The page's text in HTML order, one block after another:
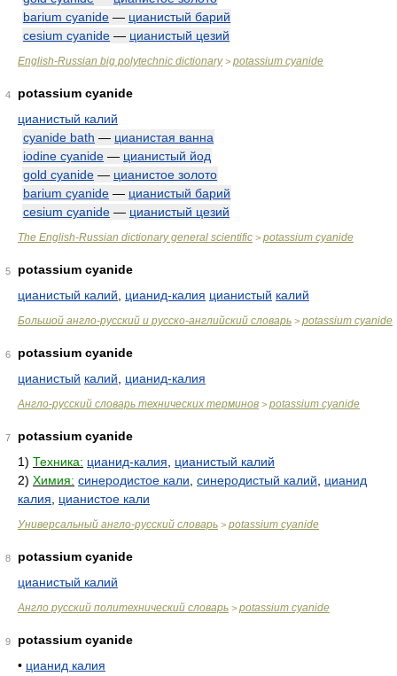
barium cyanide — цианистый барий
cesium cyanide — цианистый цезий
English-Russian big polytechnic dictionary> potassium cyanide
4
potassium cyanide
цианистый калий
cyanide bath — цианистая ванна
iodine cyanide — цианистый йод
gold cyanide — цианистое золото
barium cyanide — цианистый барий
cesium cyanide — цианистый цезий
The English-Russian dictionary general scientific > potassium cyanide
5
potassium cyanide
цианистый калий
цианид-калия цианистый калий
Большой англо-русский и русско-английский словарь > potassium cyanide
6
potassium cyanide
цианистый калий цианид-калия
Англо-русский словарь технических терминов > potassium cyanide
7
potassium cyanide
1) Техника: цианид-калия
цианистый калий
2) Химия: синеродистое кали синеродистый калий
цианид
калия
цианистое кали
Универсальный англо-русский словарь > potassium cyanide
8
potassium cyanide
цианистый калий
Англо русский политехнический словарь > potassium cyanide
9
potassium cyanide
• цианид калия